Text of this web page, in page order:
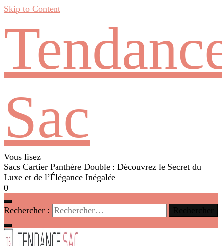
Skip to Content
Sac
Vous lisez
Sacs Cartier Panthère Double : Découvrez le Secret du
Luxe et de l’Élégance Inégalée
0
Rechercher :